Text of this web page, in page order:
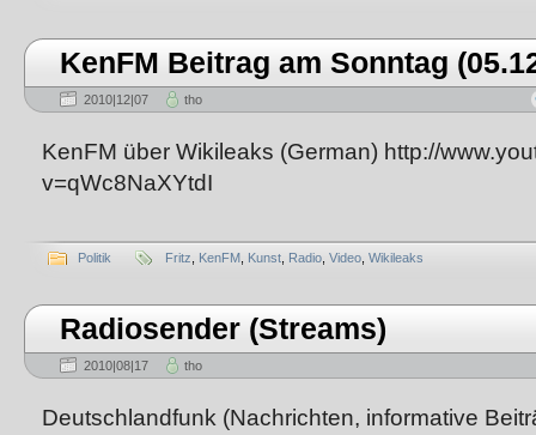
KenFM Beitrag am Sonntag
2010|12|07 tho
KenFM über Wikileaks (German) http://
v=qWc8NaXYtdI
Politik Fritz KenFM Kunst Radio Video Wikileaks
Radiosender (Streams)
2010|08|17 tho
Deutschlandfunk (Nachrichten, informative